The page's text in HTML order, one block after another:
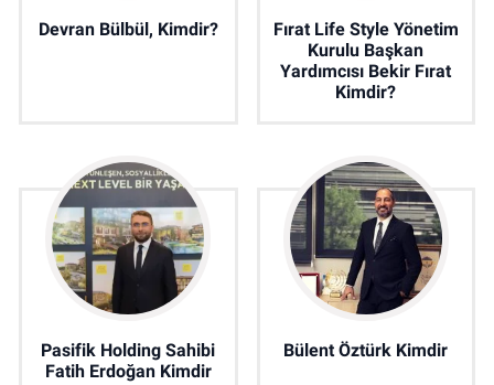
Devran Bülbül, Kimdir?
Fırat Life Style Yönetim
Kurulu Başkan
Yardımcısı Bekir Fırat
Kimdir?
Pasifik Holding Sahibi
Fatih Erdoğan Kimdir
Bülent Öztürk Kimdir